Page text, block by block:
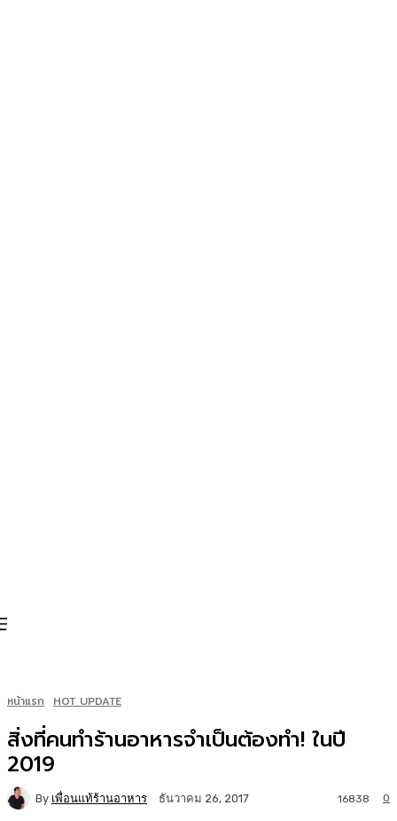
หน้าแรก HOT UPDATE
สิ่งที่คนทำร้านอาหารจำเป็นต้องทำ! ในปี
2019
By เพื่อนแท้ร้านอาหาร ธันวาคม 26, 2017 0
16838